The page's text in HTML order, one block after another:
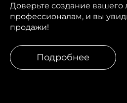
Доверьте создание вашего
профессионалам, и вы
продажи!
Подробнее